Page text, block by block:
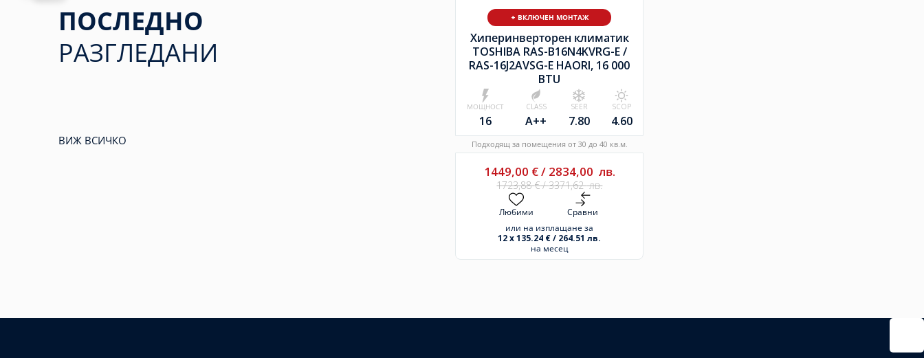
ПОСЛЕДНО
РАЗГЛЕДАНИ
ВИЖ ВСИЧКО
+ ВКЛЮЧЕН МОНТАЖ
Хиперинверторен климатик
TOSHIBA RAS-B16N4KVRG-E /
RAS-16J2AVSG-E HAORI, 16 000
BTU
МОЩНОСТ
16
CLASS
A++
SEER
7.80
SCOP
4.60
Подходящ за помещения от 30 до 40 кв.м.
1449,00 €/ 2834,00 лв.
1723,88€/3371,62лв.
Любими
Сравни
или на изплащане за
12 x 135.24 € / 264.51 лв.
на месец